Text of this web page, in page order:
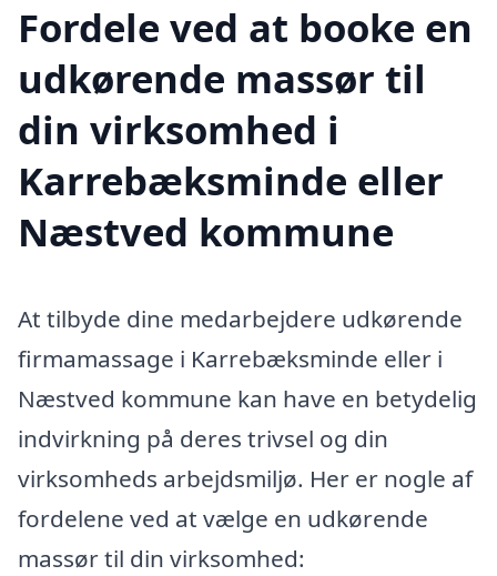
Fordele ved at booke en
udkørende massør til
din virksomhed i
Karrebæksminde eller
Næstved kommune
At tilbyde dine medarbejdere udkørende
firmamassage i Karrebæksminde eller i
Næstved kommune kan have en betydelig
indvirkning på deres trivsel og din
virksomheds arbejdsmiljø. Her er nogle af
fordelene ved at vælge en udkørende
massør til din virksomhed: